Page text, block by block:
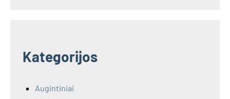
Kategorijos
Augintiniai